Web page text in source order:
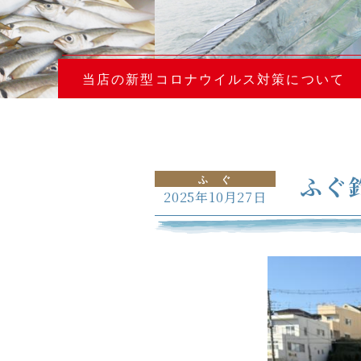
当店の新型コロナウイルス対策について
ふ ぐ
2025年10月27日 ふぐ